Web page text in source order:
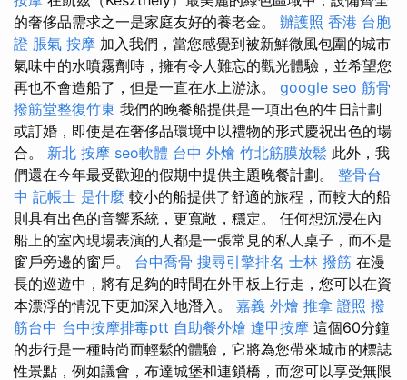
的奢侈品需求之一是家庭友好的養老金。 辦護照 香港 台胞
證 脹氣 按摩 加入我們，當您感覺到被新鮮微風包圍的城市
氣味中的水噴霧劑時，擁有令人難忘的觀光體驗，並希望您
再也不會造船了，但是一直在水上游泳。 google seo 筋骨
撥筋堂整復竹東 我們的晚餐船提供是一項出色的生日計劃
或訂婚，即使是在奢侈品環境中以禮物的形式慶祝出色的場
合。 新北 按摩 seo軟體 台中 外燴 竹北筋膜放鬆 此外，我
們還在今年最受歡迎的假期中提供主題晚餐計劃。 整骨台
中 記帳士 是什麼 較小的船提供了舒適的旅程，而較大的船
則具有出色的音響系統，更寬敞，穩定。 任何想沉浸在內
船上的室內現場表演的人都是一張常見的私人桌子，而不是
窗戶旁邊的窗戶。 台中喬骨 搜尋引擎排名 士林 撥筋 在漫
長的巡遊中，將有足夠的時間在外甲板上行走，您可以在資
本漂浮的情況下更加深入地潛入。 嘉義 外燴 推拿 證照 撥
筋台中 台中按摩排毒ptt 自助餐外燴 逢甲按摩 這個60分鐘
的步行是一種時尚而輕鬆的體驗，它將為您帶來城市的標誌
性景點，例如議會，布達城堡和連鎖橋，而您可以享受無限